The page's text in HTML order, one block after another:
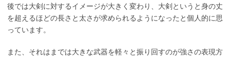
後では大剣に対するイメージが大きく変わり、大剣というと身の丈
を超えるほどの長さと太さが求められるようになったと個人的に思
っています。
また、それはまでは大きな武器を軽々と振り回すのが強さの表現方